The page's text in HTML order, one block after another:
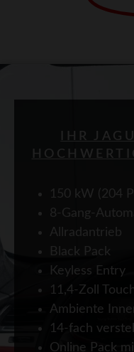
IHR
150 kW (204
8-Gang-
Allradantrieb
Black Pack
Keyless Entry
11,4-Zoll
Ambiente
14-fach
Online Pack